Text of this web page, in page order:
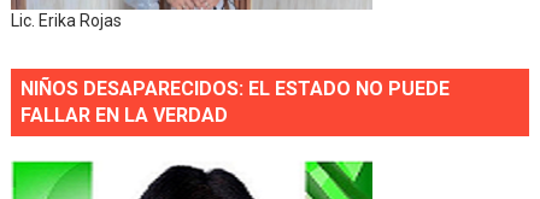
Lic. Erika Rojas
NIÑOS DESAPARECIDOS: EL ESTADO NO PUEDE
FALLAR EN LA VERDAD